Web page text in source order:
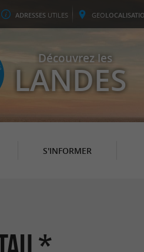
ADRESSES UTILES GEO
Découvrez les
LANDES
S'INFORMER